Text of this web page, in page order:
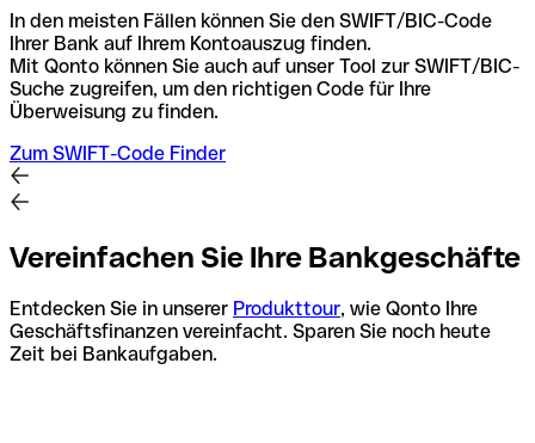
In den meisten Fällen können Sie den SWIFT/BIC-Code
Ihrer Bank auf Ihrem Kontoauszug finden.
Mit Qonto können Sie auch auf unser Tool zur SWIFT/BIC-
Suche zugreifen, um den richtigen Code für Ihre
Überweisung zu finden.
Zum SWIFT-Code Finder
Vereinfachen Sie Ihre Bankgeschäfte
Entdecken Sie in unserer Produkttour, wie Qonto Ihre
Geschäftsfinanzen vereinfacht. Sparen Sie noch heute
Zeit bei Bankaufgaben.